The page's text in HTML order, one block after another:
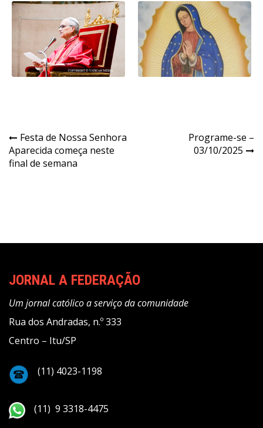
Navegação
de
Festa de Nossa Senhora
Aparecida começa neste
final de semana
Programe-se –
03/10/2025
JORNAL A FEDERAÇÃO
Um jornal católico a serviço da comunidade
Rua dos Andradas, n.º 333
Centro – Itu/SP
(11) 4023-1198
(11) 9 3318-4475